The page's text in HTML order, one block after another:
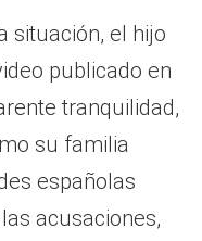
situación, el hijo
publicado en
tranquilidad,
su familia
españolas
acusaciones,